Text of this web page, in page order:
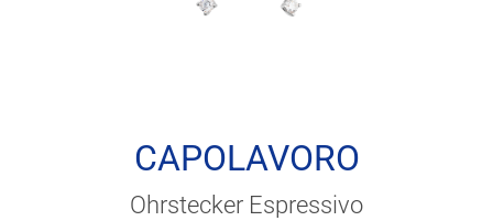
CAPOLAVORO
Ohrstecker Espressivo